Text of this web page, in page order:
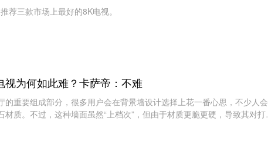
荐三款市场上最好的8K电视。
视为何如此难？卡萨帝：不难
的重要组成部分，很多用户会在背景墙设计选择上花一番心思，不少人会
材质。不过，这种墙面虽然“上档次”，但由于材质更脆更硬，导致其对打